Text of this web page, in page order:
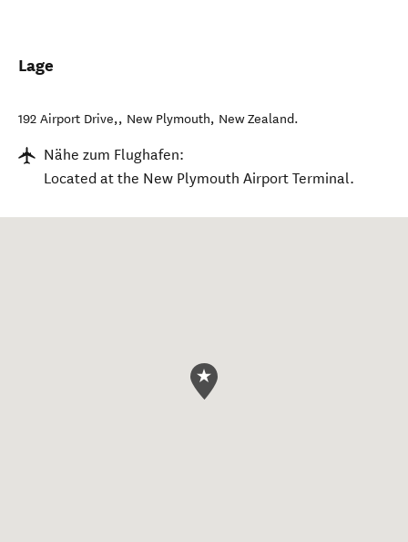
Lage
192 Airport Drive,, New Plymouth, New Zealand.
Nähe zum Flughafen:
Located at the New Plymouth Airport Terminal.